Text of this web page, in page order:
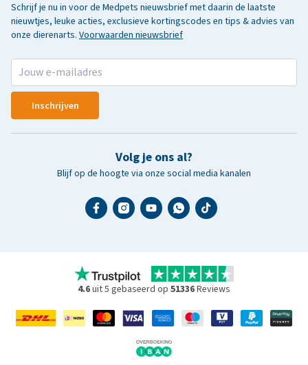
Schrijf je nu in voor de Medpets nieuwsbrief met daarin de laatste
nieuwtjes, leuke acties, exclusieve kortingscodes en tips & advies van
onze dierenarts. Voorwaarden nieuwsbrief
Inschrijven
Volg je ons al?
Blijf op de hoogte via onze social media kanalen
4.6uit 5 gebaseerd op 51336Reviews